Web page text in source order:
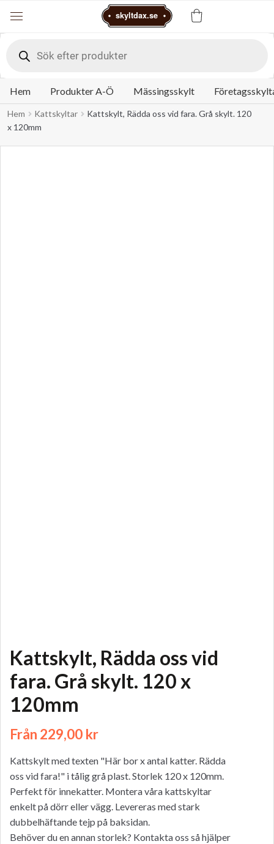
skyltdax.se
search
Hem Produkter A-Ö Mässingsskylt
Hem Kattskyltar
Kattskylt, Rädda oss vid fara. Grå skylt. 120
x 120mm
Kattskylt, Rädda oss vid
fara. Grå skylt. 120 x
120mm
Från 229,00 kr
Kattskylt med texten "Här bor x antal katter. Rädda
oss vid fara!" i tålig grå plast. Storlek 120 x 120mm.
Perfekt för innekatter. Montera våra kattskyltar
enkelt på dörr eller vägg. Levereras med stark
dubbelhäftande tejp på baksidan.
Behöver du en annan storlek? Kontakta oss så hjälper